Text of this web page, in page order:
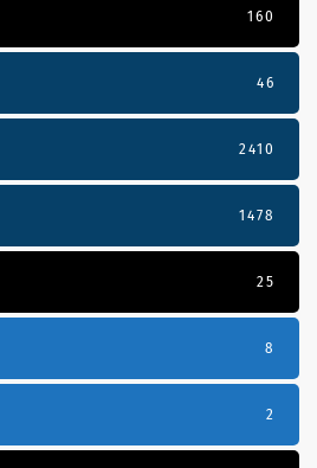
160
46
2410
1478
25
8
2